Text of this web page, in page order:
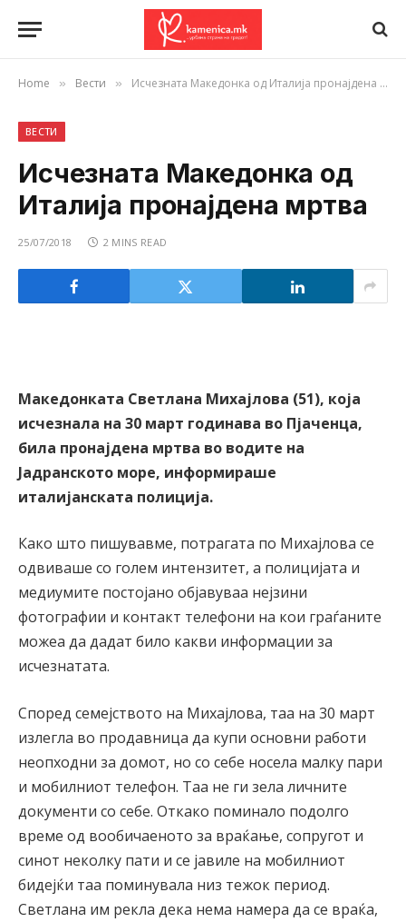
Home » Вести » Исчезната Македонка од Италија пронајдена мртва
ВЕСТИ
Исчезната Македонка од
Италија пронајдена мртва
25/07/2018 2 MINS READ
Македонката Светлана Михајлова (51), која
исчезнала на 30 март годинава во Пјаченца,
била пронајдена мртва во водите на
Јадранското море, информираше
италијанската полиција.
Како што пишувавме, потрагата по Михајлова се
одвиваше со голем интензитет, а полицијата и
медиумите постојано објавуваа нејзини
фотографии и контакт телефони на кои граѓаните
можеа да дадат било какви информации за
исчезнатата.
Според семејството на Михајлова, таа на 30 март
излегла во продавница да купи основни работи
неопходни за домот, но со себе носела малку пари
и мобилниот телефон. Таа не ги зела личните
документи со себе. Откако поминало подолго
време од вообичаеното за враќање, сопругот и
синот неколку пати и се јавиле на мобилниот
бидејќи таа поминувала низ тежок период.
Светлана им рекла дека нема намера да се враќа,